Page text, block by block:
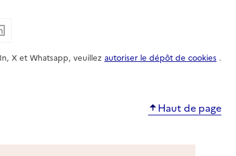
Facebook
sur X
X et Whatsapp, veuillez autoriser le dépôt de cookies .
Haut de page